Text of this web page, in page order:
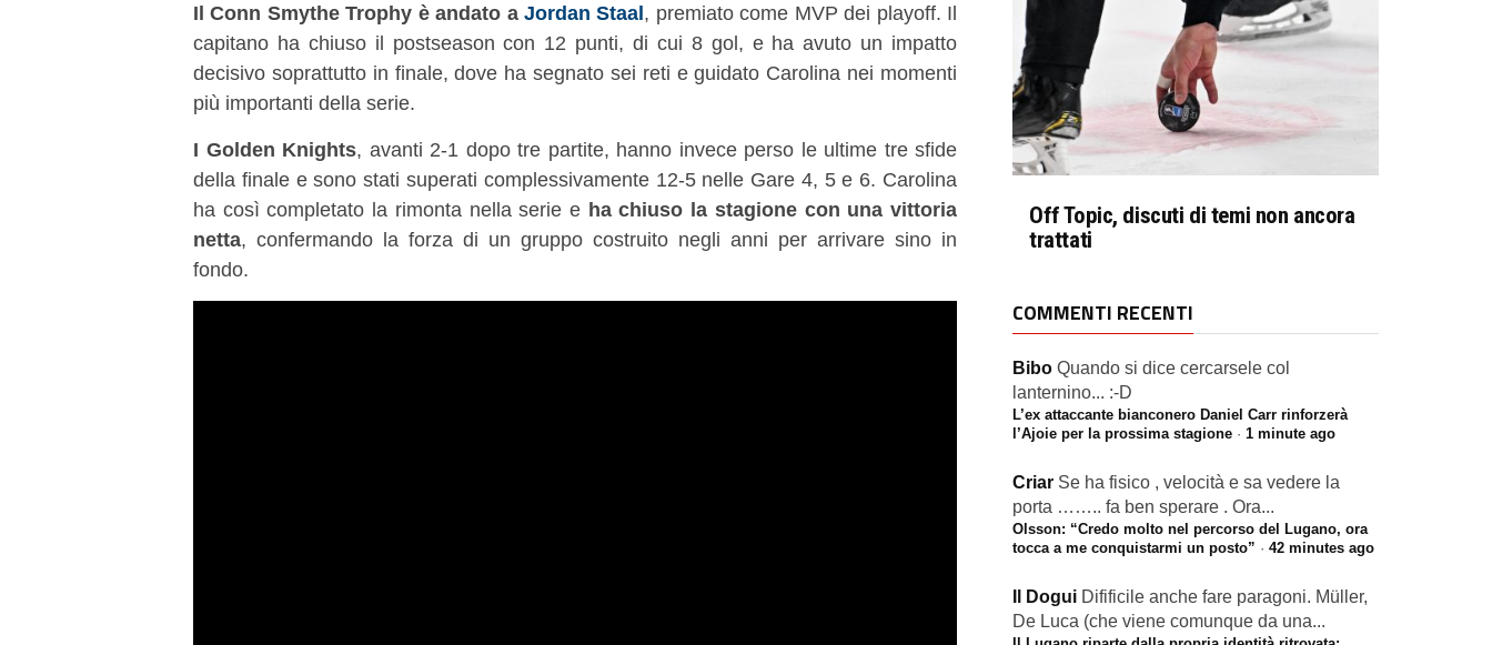
Il Conn Smythe Trophy è andato a Jordan Staal, premiato come MVP dei playoff. Il
capitano ha chiuso il postseason con 12 punti, di cui 8 gol, e ha avuto un impatto
decisivo soprattutto in finale, dove ha segnato sei reti e guidato Carolina nei momenti
più importanti della serie.
I Golden Knights, avanti 2-1 dopo tre partite, hanno invece perso le ultime tre sfide
della finale e sono stati superati complessivamente 12-5 nelle Gare 4, 5 e 6. Carolina
ha così completato la rimonta nella serie e ha chiuso la stagione con una vittoria
netta, confermando la forza di un gruppo costruito negli anni per arrivare sino in
fondo.
Off Topic, discuti di temi non ancora
trattati
COMMENTI RECENTI
Bibo Quando si dice cercarsele col
lanternino... :-D
L’ex attaccante bianconero Daniel Carr rinforzerà
l’Ajoie per la prossima stagione · 1 minute ago
Criar Se ha fisico , velocità e sa vedere la
porta …….. fa ben sperare . Ora...
Olsson: “Credo molto nel percorso del Lugano, ora
tocca a me conquistarmi un posto” · 42 minutes ago
Il Dogui Difificile anche fare paragoni. Müller,
De Luca (che viene comunque da una...